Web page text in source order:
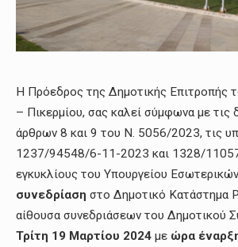
Η Πρόεδρος της Δημοτικής Επιτροπής
– Πικερμίου, σας καλεί σύμφωνα με τις
άρθρων 8 και 9 του Ν. 5056/2023, τις
1237/94548/6-11-2023 και 1328/
εγκυκλίους του Υπουργείου
συνεδρίαση στο Δημοτικό Κατάστημα
αίθουσα συνεδριάσεων του Δημοτικού
Τρίτη 19 M αρτίου 2024 με ώρα